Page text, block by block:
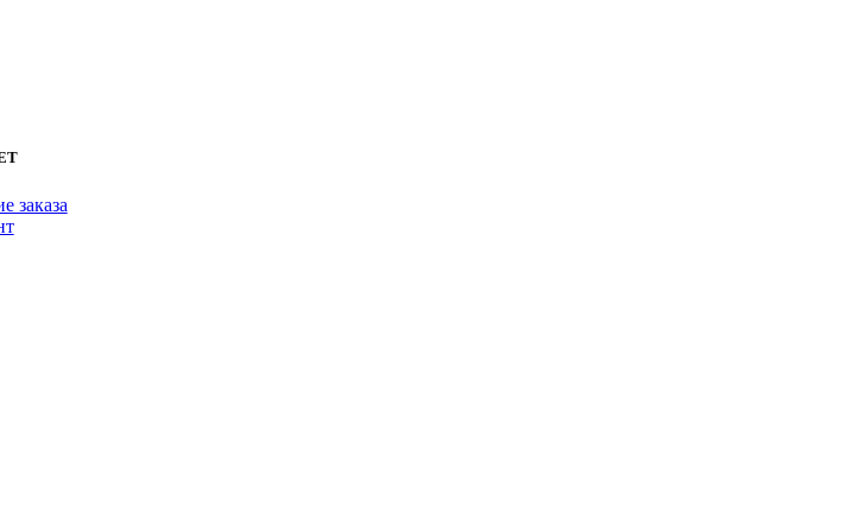
заказа